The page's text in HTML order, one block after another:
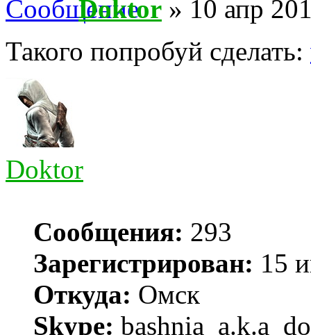
Doktor » 10 апр
Такого попробуй сделать:
Doktor
Сообщения: 293
Зарегистрирован: 15
Откуда: Омск
Skype: